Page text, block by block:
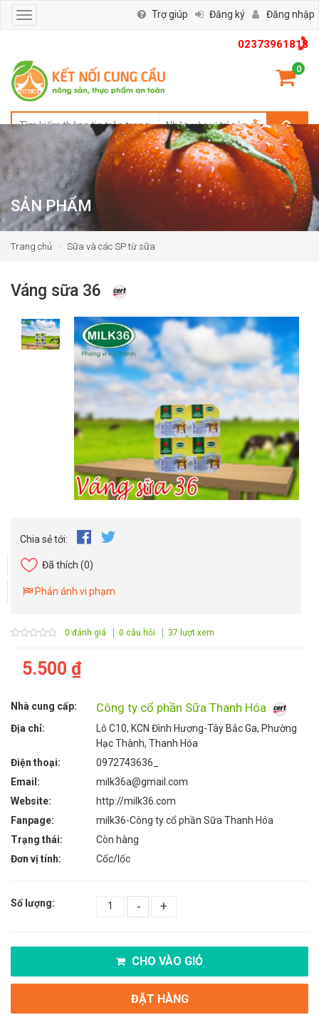
02373961818
0
Toggle
navigation
Trợ giúp Đăng ký Đăng nhập
SẢN PHẨM
Trang chủ Sữa và các SP từ sữa
Váng sữa 36
Chia sẻ tới:
Đã thích (0)
Phản ánh vi phạm
0 đánh giá 0 câu hỏi 37 lượt xem
5.500 ₫
Nhà cung cấp: Công ty cổ phần Sữa Thanh Hóa
Địa chỉ:
Lô C10, KCN Đình Hương-Tây Bắc Ga, Phường
Hạc Thành, Thanh Hóa
Điện thoại:
0972743636_
Email:
milk36a@gmail.com
Website:
http://milk36.com
Fanpage:
milk36-Công ty cổ phần Sữa Thanh Hóa
Trạng thái:
Còn hàng
Đơn vị tính:
Cốc/lốc
Số lượng: - +
CHO VÀO GIỎ
ĐẶT HÀNG